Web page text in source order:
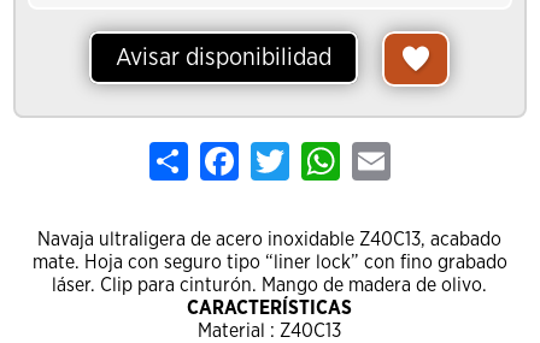
Avisar disponibilidad
Share FacebookTwitterWhatsApp
Email
Navaja ultraligera de acero inoxidable Z40C13, acabado
mate. Hoja con seguro tipo “liner lock” con fino grabado
láser. Clip para cinturón. Mango de madera de olivo.
CARACTERÍSTICAS
Material : Z40C13